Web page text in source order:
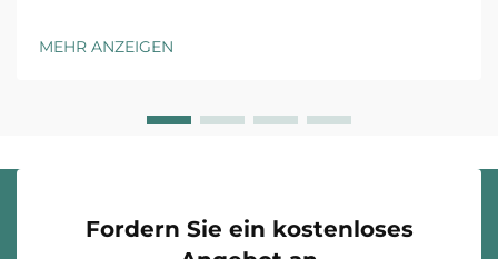
erste physische Interaktion zwischen Ihrer Marke und
MEHR ANZEIGEN
Fordern Sie ein kostenloses